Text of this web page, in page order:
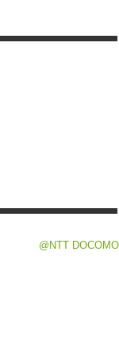
@NTT DOCOMO